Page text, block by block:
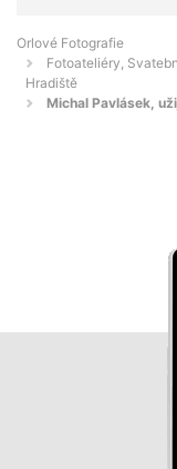
Orlové Fotografie
Fotoateliéry,
Hradiště
Michal Pavlásek,